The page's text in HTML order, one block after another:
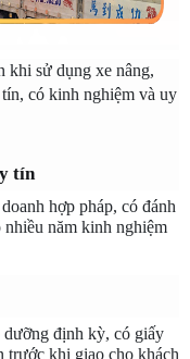
khi sử dụng xe nâng,
có kinh nghiệm và uy
tín
hợp pháp, có đánh
năm kinh nghiệm
dưỡng định kỳ, có giấy
trước khi giao cho khách